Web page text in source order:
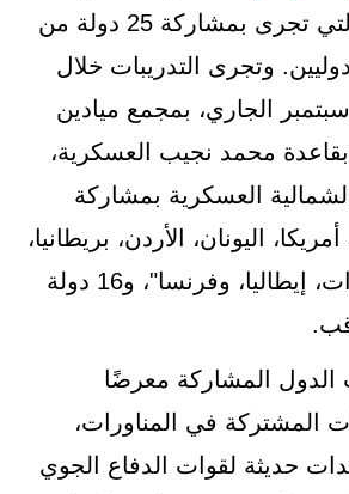
الساطع 2018" التي تجرى بمشاركة 25 دولة من
وتجرى التدريبات خلال
الفترة من 8-20 سبتمبر الجاري، بمجمع ميادين
بقاعدة محمد نجيب العسكرية،
العسكرية بمشاركة
اليونان، الأردن، بريطانيا،
السعودية، الإمارات، إيطاليا، وفرنسا"، و16 دولة
الدول المشاركة معرضًا
المشتركة في المناورات،
حديثة لقوات الدفاع الجوي